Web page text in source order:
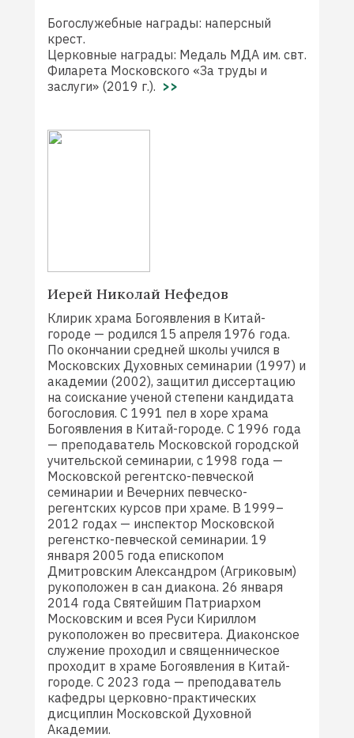
Богослужебные награды: наперсный
крест.
Церковные награды: Медаль МДА им. свт.
Филарета Московского «За труды и
заслуги» (2019 г.). >>
Иерей Николай Нефедов
Клирик храма Богоявления в Китай-
городе — родился 15 апреля 1976 года.
По окончании средней школы учился в
Московских Духовных семинарии (1997) и
академии (2002), защитил диссертацию
на соискание ученой степени кандидата
богословия. С 1991 пел в хоре храма
Богоявления в Китай-городе. С 1996 года
— преподаватель Московской городской
учительской семинарии, с 1998 года —
Московской регентско-певческой
семинарии и Вечерних певческо-
регентских курсов при храме. В 1999–
2012 годах — инспектор Московской
регенстко-певческой семинарии. 19
января 2005 года епископом
Дмитровским Александром (Агриковым)
рукоположен в сан диакона. 26 января
2014 года Святейшим Патриархом
Московским и всея Руси Кириллом
рукоположен во пресвитера. Диаконское
служение проходил и священническое
проходит в храме Богоявления в Китай-
городе. С 2023 года — преподаватель
кафедры церковно-практических
дисциплин Московской Духовной
Академии.